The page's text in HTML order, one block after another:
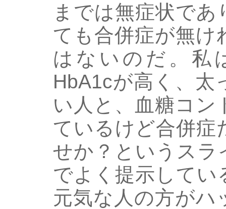
までは無症状で
ても合併症が無け
はないのだ。私
HbA1cが高く、太
い人と、血糖コン
ているけど合併症
せか？というスラ
でよく提示してい
元気な人の方がハ